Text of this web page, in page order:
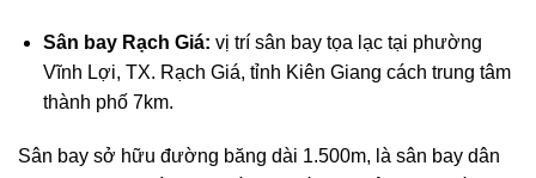
Sân bay Rạch Giá: vị trí sân bay tọa lạc tại phường
Vĩnh Lợi, TX. Rạch Giá, tỉnh Kiên Giang cách trung tâm
thành phố 7km.
Sân bay sở hữu đường băng dài 1.500m, là sân bay dân